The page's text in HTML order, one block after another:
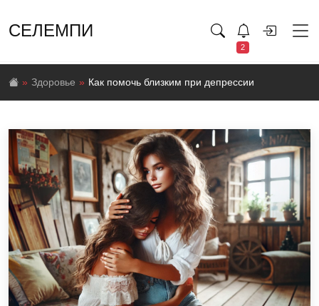
СЕЛЕМПИ
2
Здоровье Как помочь близким при депрессии